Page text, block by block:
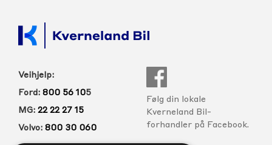
Veihjelp:
Ford: 800 56 105
MG: 22 22 27 15
Volvo: 800 30 060
Følg din lokale
Kverneland Bil-
forhandler på Facebook.